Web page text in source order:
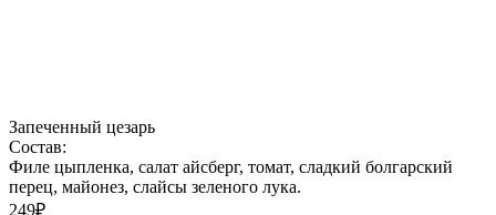
Запеченный цезарь
Состав:
Филе цыпленка, салат айсберг, томат, сладкий болгарский
перец, майонез, слайсы зеленого лука.
249₽